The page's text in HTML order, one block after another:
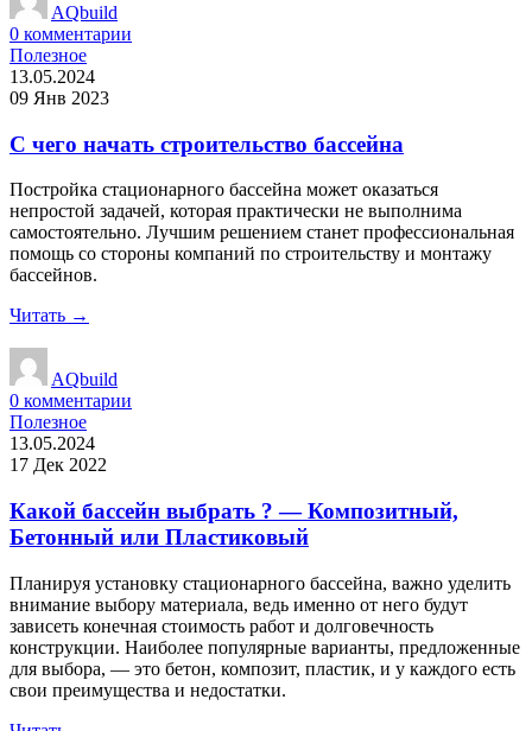
AQbuild
0 комментарии
Полезное
13.05.2024
09 Янв 2023
С чего начать строительство бассейна
Постройка стационарного бассейна может оказаться
непростой задачей, которая практически не выполнима
самостоятельно. Лучшим решением станет профессиональная
помощь со стороны компаний по строительству и монтажу
бассейнов.
Читать →
AQbuild
0 комментарии
Полезное
13.05.2024
17 Дек 2022
Какой бассейн выбрать ? — Композитный,
Бетонный или Пластиковый
Планируя установку стационарного бассейна, важно уделить
внимание выбору материала, ведь именно от него будут
зависеть конечная стоимость работ и долговечность
конструкции. Наиболее популярные варианты, предложенные
для выбора, — это бетон, композит, пластик, и у каждого есть
свои преимущества и недостатки.